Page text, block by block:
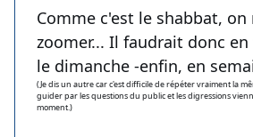
Comme c'est le shabbat, on
zoomer... Il faudrait donc
le dimanche -enfin, en
(Je dis un autre car c'est difficile de répéter vraiment la
guider par les questions du public et les digressions
moment.)